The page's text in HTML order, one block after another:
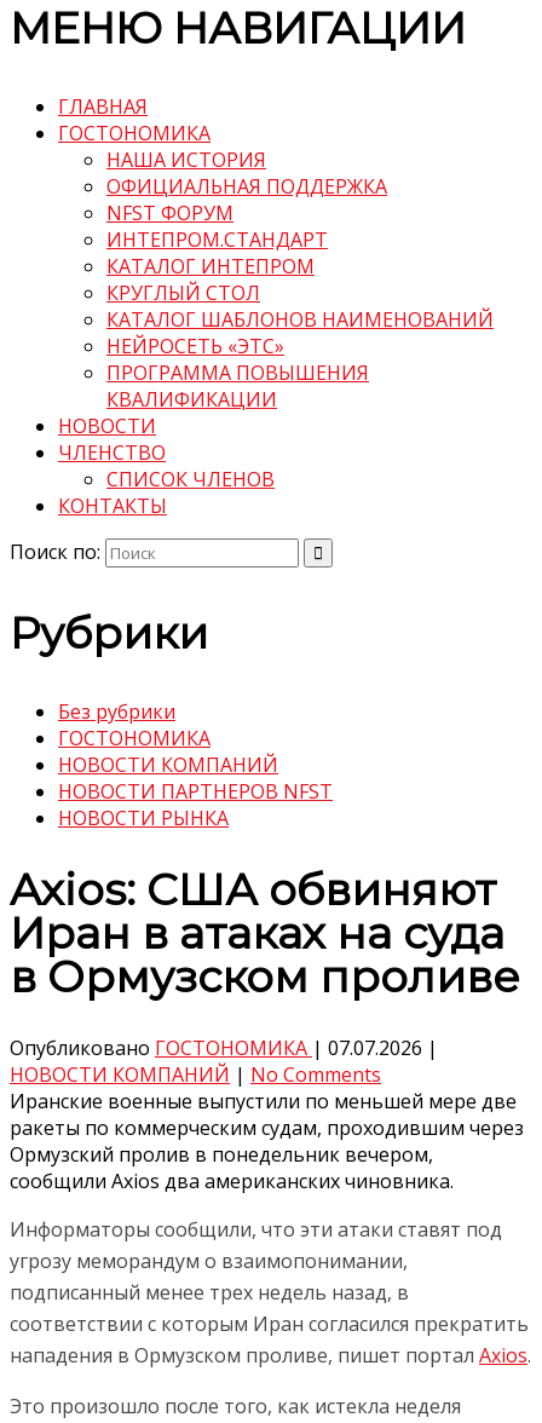
МЕНЮ НАВИГАЦИИ
ГЛАВНАЯ
ГОСТОНОМИКА
НАША ИСТОРИЯ
ОФИЦИАЛЬНАЯ ПОДДЕРЖКА
NFST ФОРУМ
ИНТЕПРОМ.СТАНДАРТ
КАТАЛОГ ИНТЕПРОМ
КРУГЛЫЙ СТОЛ
КАТАЛОГ ШАБЛОНОВ НАИМЕНОВАНИЙ
НЕЙРОСЕТЬ «ЭТС»
ПРОГРАММА ПОВЫШЕНИЯ
КВАЛИФИКАЦИИ
НОВОСТИ
ЧЛЕНСТВО
СПИСОК ЧЛЕНОВ
КОНТАКТЫ
Поиск по:
Рубрики
Без рубрики
ГОСТОНОМИКА
НОВОСТИ КОМПАНИЙ
НОВОСТИ ПАРТНЕРОВ NFST
НОВОСТИ РЫНКА
Axios: США обвиняют
Иран в атаках на суда
в Ормузском проливе
Опубликовано ГОСТОНОМИКА | 07.07.2026 |
НОВОСТИ КОМПАНИЙ | No Comments
Иранские военные выпустили по меньшей мере две
ракеты по коммерческим судам, проходившим через
Ормузский пролив в понедельник вечером,
сообщили Axios два американских чиновника.
Информаторы сообщили, что эти атаки ставят под
угрозу меморандум о взаимопонимании,
подписанный менее трех недель назад, в
соответствии с которым Иран согласился прекратить
нападения в Ормузском проливе, пишет портал Axios.
Это произошло после того, как истекла неделя